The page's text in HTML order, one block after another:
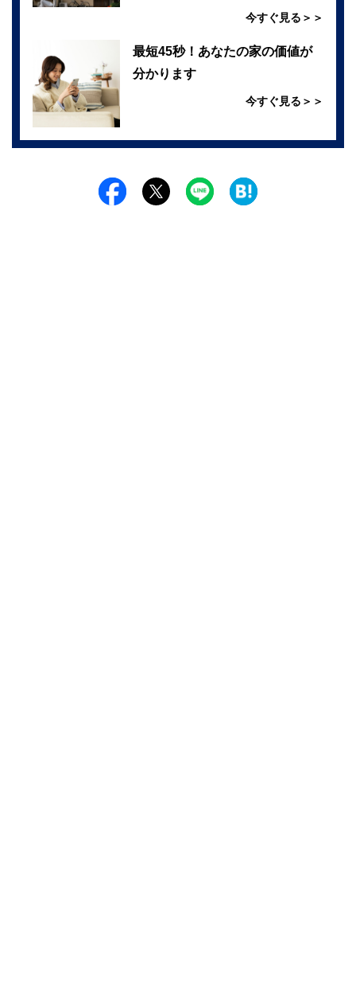
今すぐ見る＞＞
最短45秒！あなたの家の価値が
分かります
今すぐ見る＞＞